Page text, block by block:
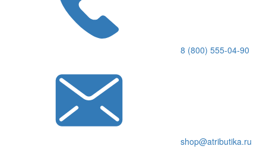
8 (800) 555-04-90
shop@atributika.ru